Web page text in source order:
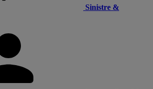
Sinistre &